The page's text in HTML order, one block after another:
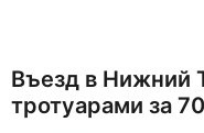
Въезд в Нижний
тротуарами за